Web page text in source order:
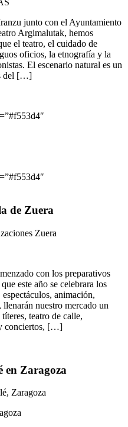
junto con el Ayuntamiento
Argimalutak, hemos
el teatro, el cuidado de
oficios, la etnografía y la
El escenario natural es un
del […]
de Zuera
Zuera
con los preparativos
este año se celebrara los
animación,
llenarán nuestro mercado un
teatro de calle,
conciertos, […]
en Zaragoza
Zaragoza